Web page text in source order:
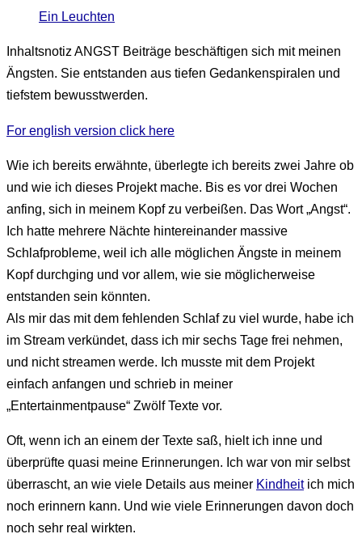
Ein Leuchten
Inhaltsnotiz ANGST Beiträge beschäftigen sich mit meinen
Ängsten. Sie entstanden aus tiefen Gedankenspiralen und
tiefstem bewusstwerden.
For english version click here
Wie ich bereits erwähnte, überlegte ich bereits zwei Jahre ob
und wie ich dieses Projekt mache. Bis es vor drei Wochen
anfing, sich in meinem Kopf zu verbeißen. Das Wort „Angst“.
Ich hatte mehrere Nächte hintereinander massive
Schlafprobleme, weil ich alle möglichen Ängste in meinem
Kopf durchging und vor allem, wie sie möglicherweise
entstanden sein könnten.
Als mir das mit dem fehlenden Schlaf zu viel wurde, habe ich
im Stream verkündet, dass ich mir sechs Tage frei nehmen,
und nicht streamen werde. Ich musste mit dem Projekt
einfach anfangen und schrieb in meiner
„Entertainmentpause“ Zwölf Texte vor.
Oft, wenn ich an einem der Texte saß, hielt ich inne und
überprüfte quasi meine Erinnerungen. Ich war von mir selbst
überrascht, an wie viele Details aus meiner Kindheitich mich
noch erinnern kann. Und wie viele Erinnerungen davon doch
noch sehr real wirkten.